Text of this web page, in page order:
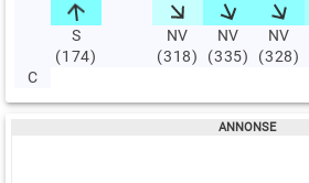
S
(174)
NV
(318)
NV
(335)
NV
(328)
C